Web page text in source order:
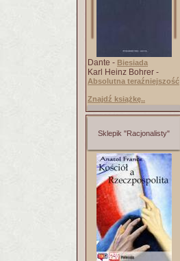
Dante - Biesiada
Karl Heinz Bohrer -
Absolutna teraźniejszość
Znajdź książkę..
Sklepik "Racjonalisty"